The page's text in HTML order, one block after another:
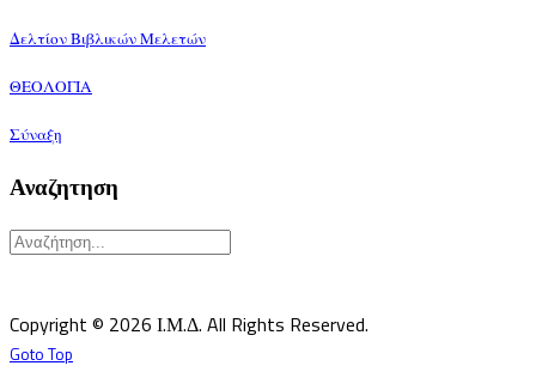
Δελτίον Βιβλικών Μελετών
ΘΕΟΛΟΓΙΑ
Σύναξη
Αναζητηση
Copyright © 2026 Ι.Μ.Δ. All Rights Reserved.
Goto Top